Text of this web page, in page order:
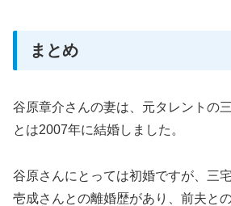
まとめ
谷原章介さんの妻は、元タレントの
とは2007年に結婚しました。
谷原さんにとっては初婚ですが、三
壱成さんとの離婚歴があり、前夫と